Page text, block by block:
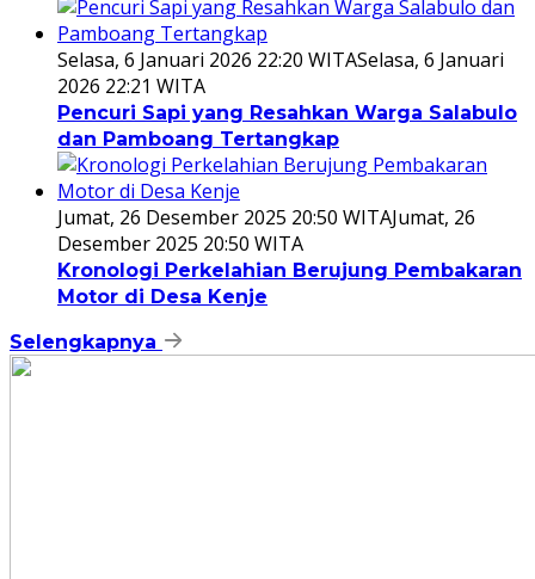
Selasa, 6 Januari 2026 22:20 WITASelasa, 6 Januari
2026 22:21 WITA
Pencuri Sapi yang Resahkan Warga Salabulo
dan Pamboang Tertangkap
Jumat, 26 Desember 2025 20:50 WITAJumat, 26
Desember 2025 20:50 WITA
Kronologi Perkelahian Berujung Pembakaran
Motor di Desa Kenje
Selengkapnya